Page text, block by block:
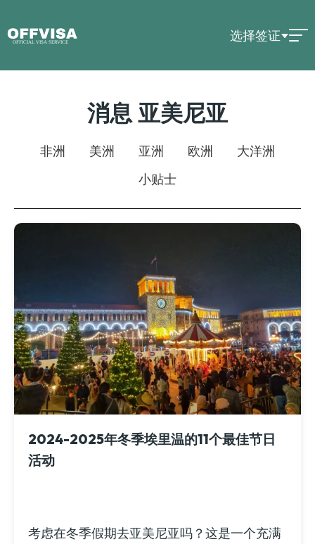
选择签证
消息 亚美尼亚
非洲 美洲 亚洲 欧洲
大洋洲
小贴士
2024-2025年冬季埃里温的11个最佳节日
活动
考虑在冬季假期去亚美尼亚吗？这是一个充满